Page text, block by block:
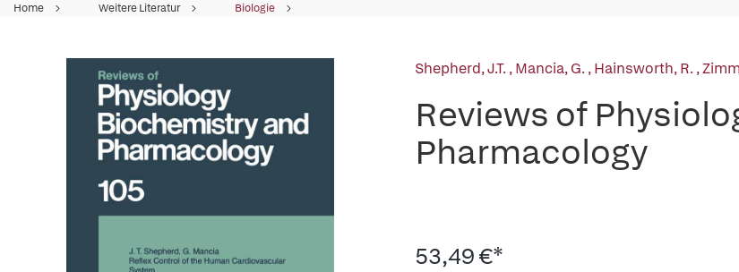
Home Weitere Literatur Biologie
Shepherd, J.T.,Mancia, G.,Hainsworth, R.,
Reviews of
Pharmacology
53,49 €*